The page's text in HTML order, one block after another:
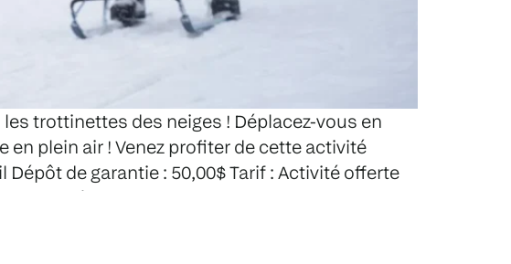
trottinettes des neiges ! Déplacez-vous en
plein air ! Venez profiter de cette activité
de garantie : 50,00$ Tarif : Activité offerte
réservation requise. Info-parc